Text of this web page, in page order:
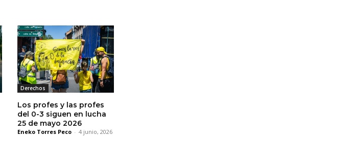
Derechos
Los profes y las profes
del 0-3 siguen en lucha
25 de mayo 2026
Eneko Torres Peco - 4 junio, 2026